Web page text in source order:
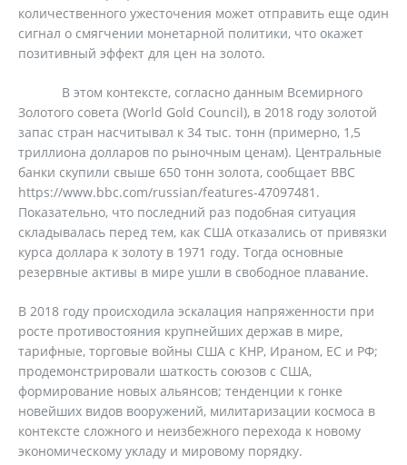
количественного ужесточения может отправить еще один
сигнал о смягчении монетарной политики, что окажет
позитивный эффект для цен на золото.
В этом контексте, согласно данным Всемирного
Золотого совета (World Gold Council), в 2018 году золотой
запас стран насчитывал к 34 тыс. тонн (примерно, 1,5
триллиона долларов по рыночным ценам). Центральные
банки скупили свыше 650 тонн золота, сообщает ВВС
https://www.bbc.com/russian/features-47097481.
Показательно, что последний раз подобная ситуация
складывалась перед тем, как США отказались от привязки
курса доллара к золоту в 1971 году. Тогда основные
резервные активы в мире ушли в свободное плавание.
В 2018 году происходила эскалация напряженности при
росте противостояния крупнейших держав в мире,
тарифные, торговые войны США с КНР, Ираном, ЕС и РФ;
продемонстрировали шаткость союзов с США,
формирование новых альянсов; тенденции к гонке
новейших видов вооружений, милитаризации космоса в
контексте сложного и неизбежного перехода к новому
экономическому укладу и мировому порядку.